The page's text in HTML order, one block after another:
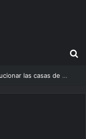
Un estudio de la UNSa busca revolucionar las casas de adobe y hacerlas más seguras